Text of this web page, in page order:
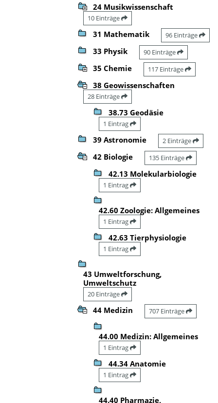
24 Musikwissenschaft
10 Einträge
31 Mathematik 96 Einträge
33 Physik 90 Einträge
35 Chemie 117 Einträge
38 Geowissenschaften
28 Einträge
38.73 Geodäsie
1 Eintrag
39 Astronomie 2 Einträge
42 Biologie 135 Einträge
42.13 Molekularbiologie
1 Eintrag
42.60 Zoologie: Allgemeines
1 Eintrag
42.63 Tierphysiologie
1 Eintrag
43 Umweltforschung,
Umweltschutz
20 Einträge
44 Medizin 707 Einträge
44.00 Medizin: Allgemeines
1 Eintrag
44.34 Anatomie
1 Eintrag
44.40 Pharmazie,